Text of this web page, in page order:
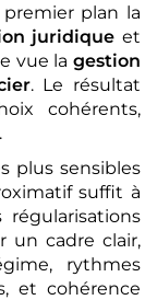
plan la
juridique et
vue lagestion
. Le résultat
cohérents,
plus sensibles
suffit à
un cadre clair,
rythmes
et cohérence